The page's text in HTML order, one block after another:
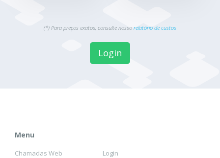
(*) Para preços exatos, consulte nosso relatório de custos
Login
Menu
Chamadas Web
Login